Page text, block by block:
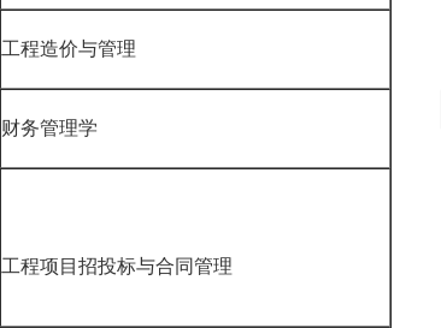
工程造价与管理
财务管理学
工程项目招投标与合同管理